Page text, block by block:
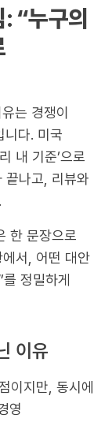
“누구의
는 경쟁이
니다. 미국
내 기준’으로
끝나고, 리뷰와
한 문장으로
서, 어떤 대안
정밀하게
이유
이지만, 동시에
영